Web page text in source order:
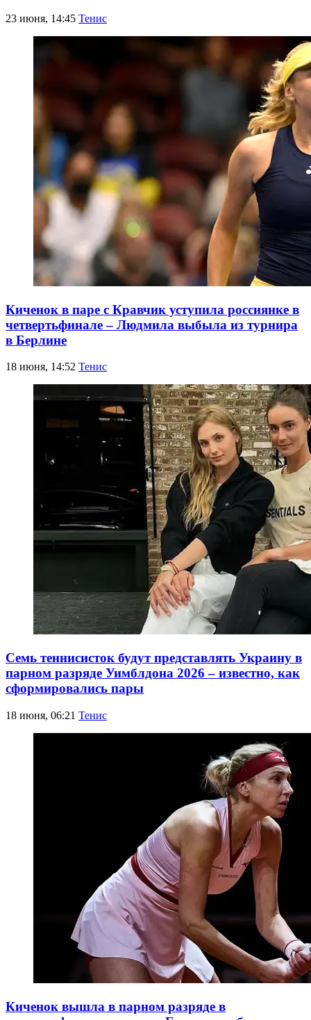
23 июня, 14:45 Тенис
Киченок в паре с Кравчик уступила россиянке в
четвертьфинале – Людмила выбыла из турнира
в Берлине
18 июня, 14:52 Тенис
Семь теннисисток будут представлять Украину в
парном разряде Уимблдона 2026 – известно, как
сформировались пары
18 июня, 06:21 Тенис
Киченок вышла в парном разряде в